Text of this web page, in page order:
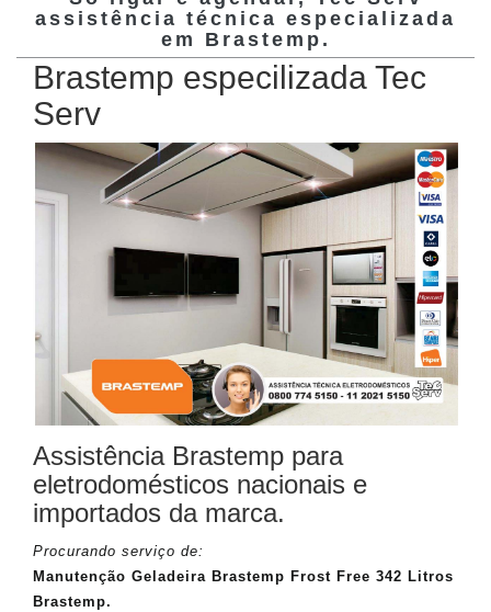
assistência técnica especializada
em Brastemp .
Brastemp especilizada Tec
Serv
Assistência Brastemp para
eletrodomésticos nacionais e
importados da marca.
Procurando serviço de:
Manutenção Geladeira Brastemp Frost Free 342 Litros
Brastemp.